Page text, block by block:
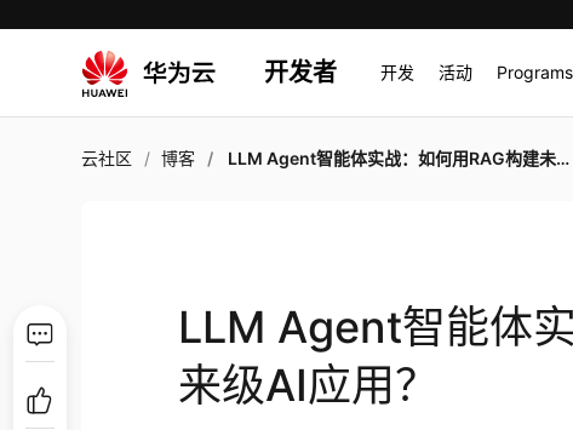
开发者 开发 活动 Programs
云社区 博客 LLM Agent智能体实战：如何用RAG构建未来级AI应用？
LLM Agent智能体
来级AI应用？